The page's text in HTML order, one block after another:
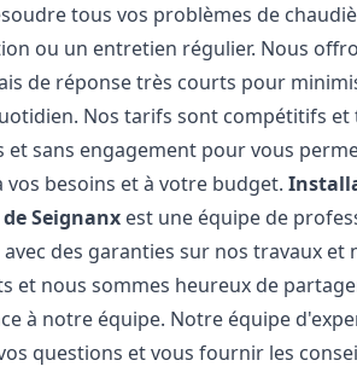
tous vos problèmes de
ou un entretien régulier. Nous
de réponse très courts pour
Nos tarifs sont compétitifs
et sans engagement pour vous
vos besoins et à votre budget.
Seignanx est une équipe de
des garanties sur nos travaux et
et nous sommes heureux de
à notre équipe. Notre équipe
questions et vous fournir les